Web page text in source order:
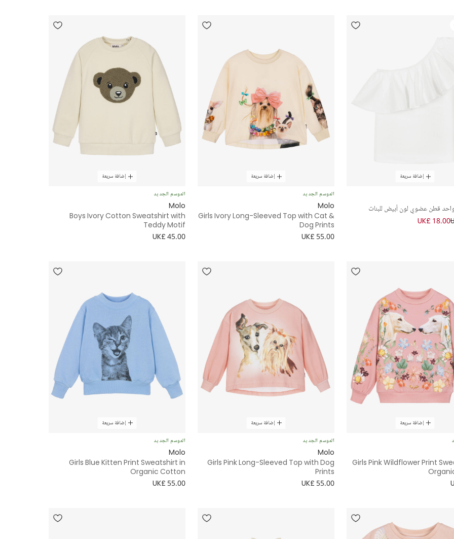
إضافة سريعة
قطن عضوي لون أبيض للبنات
UK£ 18.00
إضافة سريعة
الموسم الجديد
Molo
Girls Ivory Long-Sleeved Top with Cat &
Dog Prints
UK£ 55.00
إضافة سريعة
الموسم الجديد
Molo
Boys Ivory Cotton Sweatshirt with
Teddy Motif
UK£ 45.00
إضافة سريعة
Girls Pink Wildflower Print
إضافة سريعة
الموسم الجديد
Molo
Girls Pink Long-Sleeved Top with Dog
Prints
UK£ 55.00
إضافة سريعة
الموسم الجديد
Molo
Girls Blue Kitten Print Sweatshirt in
Organic Cotton
UK£ 55.00